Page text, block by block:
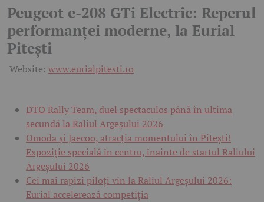
Peugeot e-208 GTi Electric: Reperul
performanței moderne, la Eurial
Pitești
Website: www.eurialpitesti.ro
DTO Rally Team, duel spectaculos până în ultima
secundă la Raliul Argeșului 2026
Omoda și Jaecoo, atracția momentului în Pitești!
Expoziție specială în centru, înainte de startul Raliului
Argeșului 2026
Cei mai rapizi piloți vin la Raliul Argeșului 2026:
Eurial accelerează competiția